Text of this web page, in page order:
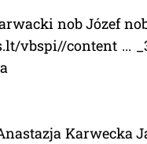
nob Józef
vbspi//content ...
Karwecka